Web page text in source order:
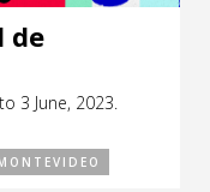
de
3 June, 2023.